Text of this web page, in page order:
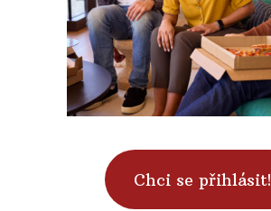
Chci se přihlásit!